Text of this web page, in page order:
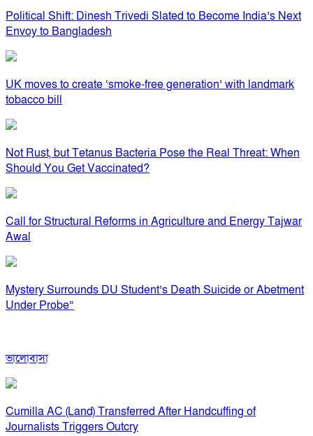
Political Shift: Dinesh Trivedi Slated to Become India’s Next
Envoy to Bangladesh
UK moves to create ‘smoke-free generation’ with landmark
tobacco bill
Not Rust, but Tetanus Bacteria Pose the Real Threat: When
Should You Get Vaccinated?
Call for Structural Reforms in Agriculture and Energy Tajwar
Awal
Mystery Surrounds DU Student’s Death Suicide or Abetment
Under Probe”
ভালোবাসা
Cumilla AC (Land) Transferred After Handcuffing of
Journalists Triggers Outcry